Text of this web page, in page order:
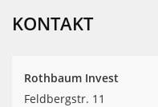
auf
werkenntdenBESTEN.de
KONTAKT
Rothbaum Invest
Feldbergstr. 11